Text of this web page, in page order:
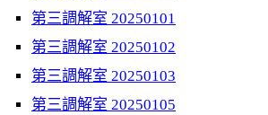
第三調解室 20250101
第三調解室 20250102
第三調解室 20250103
第三調解室 20250105